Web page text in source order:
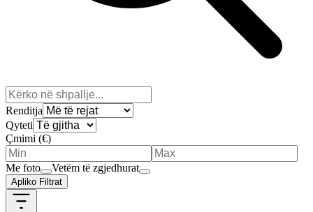
Renditja
Qyteti
Çmimi (€)
Me foto Vetëm të zgjedhurat
Apliko Filtrat